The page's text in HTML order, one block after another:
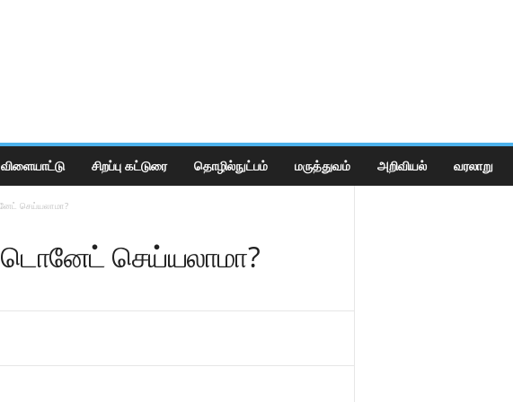
விளையாட்டு சிறப்பு கட்டுரை தொழில்நுட்பம் மருத்துவம் அறிவியல் வரலாறு
செய்யலாமா?
டொனேட் செய்யலாமா?